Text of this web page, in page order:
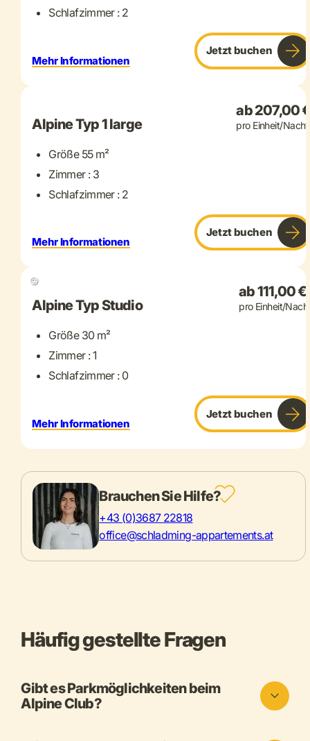
Schlafzimmer : 2
Mehr Informationen
Jetzt buchen
+ 2 mehr
Alpine Typ 1 large
Größe 55 m²
Zimmer : 3
Schlafzimmer : 2
ab 207,00
pro Einheit/Nacht
Mehr Informationen
Jetzt buchen
©
+ 1 mehr
Alpine Typ Studio
Größe 30 m²
Zimmer : 1
Schlafzimmer : 0
ab 111,00 €
pro Einheit/
Mehr Informationen
Jetzt buchen
Brauchen Sie Hilfe?
+43 (0)3687 22818
office@schladming-appartements.at
Häufig gestellte Fragen
Gibt es Parkmöglichkeiten beim
Alpine Club?